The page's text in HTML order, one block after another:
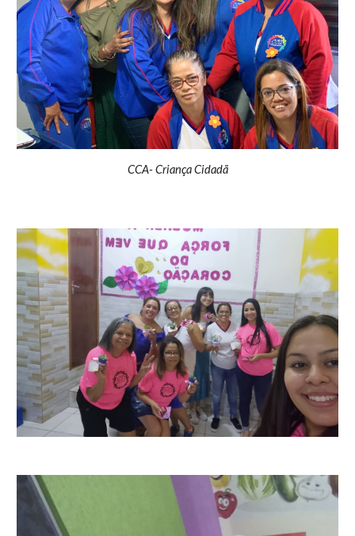
CCA- Criança Cidadã